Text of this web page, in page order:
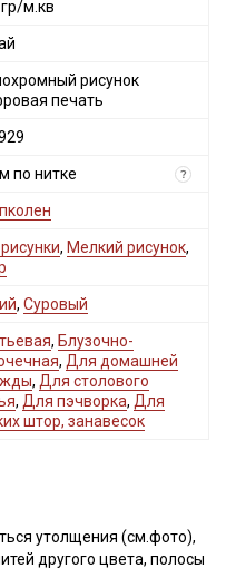
м.кв
рисунок
печать
по нитке ?
, Мелкий рисунок,
, Суровый
, Блузочно-
, Для домашней
, Для столового
, Для пэчворка, Для
штор, занавесок
утолщения (см.фото),
другого цвета, полосы